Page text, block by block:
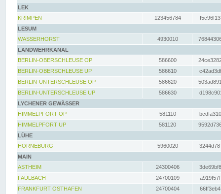
LEK
KRIMPEN
123456784
LESUM
WASSERHORST
4930010
LANDWEHRKANAL
BERLIN-OBERSCHLEUSE OP
586600
BERLIN-OBERSCHLEUSE UP
586610
BERLIN-UNTERSCHLEUSE OP
586620
BERLIN-UNTERSCHLEUSE UP
586630
LYCHENER GEWÄSSER
HIMMELPFORT OP
581110
HIMMELPFORT UP
581120
LÜHE
HORNEBURG
5960020
MAIN
ASTHEIM
24300406
FAULBACH
24700109
FRANKFURT OSTHAFEN
24700404